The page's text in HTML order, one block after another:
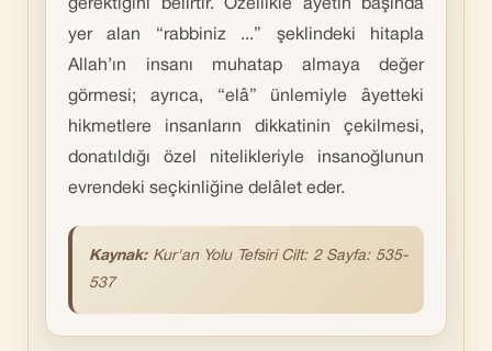
gerektiğini belirtir. Özellikle âyetin başında
yer alan “rabbiniz ...” şeklindeki hitapla
Allah’ın insanı muhatap almaya değer
görmesi; ayrıca, “elâ” ünlemiyle âyetteki
hikmetlere insanların dikkatinin çekilmesi,
donatıldığı özel nitelikleriyle insanoğlunun
evrendeki seçkinliğine delâlet eder.
Kaynak: Kur'an Yolu Tefsiri Cilt: 2 Sayfa: 535-
537